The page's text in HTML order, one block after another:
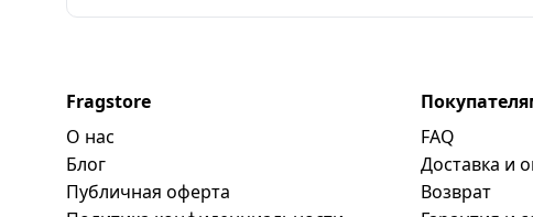
Fragstore
О нас
Блог
Публичная оферта
FAQ
Доставка и
Возврат